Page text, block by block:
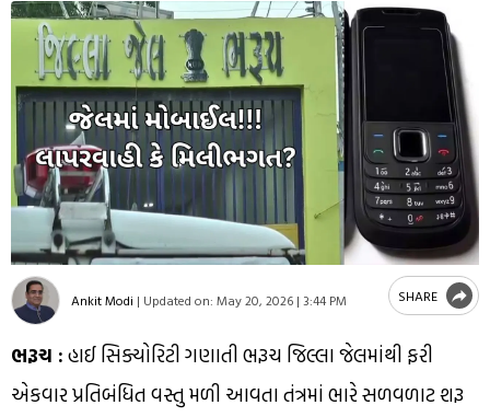
Ankit Modi | Updated on: May 20, 2026 | 3:44 PM SHARE
ભરૂચ :હાઈ સિક્યોરિટી ગણાતી ભરૂચ જિલ્લા જેલમાંથી ફરી
એકવાર પ્રતિબંધિત વસ્તુ મળી આવતા તંત્રમાં ભારે સળવળાટ શરૂ